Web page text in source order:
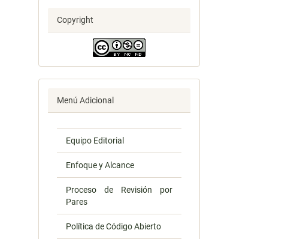
Copyright
Menú Adicional
Equipo Editorial
Enfoque y Alcance
Proceso de Revisión por
Pares
Política de Código Abierto